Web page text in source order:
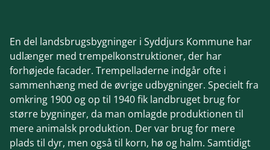
En del landsbrugsbygninger i Syddjurs Kommune har
udlænger med trempelkonstruktioner, der har
forhøjede facader. Trempelladerne indgår ofte i
sammenhæng med de øvrige udbygninger. Specielt fra
omkring 1900 og op til 1940 fik landbruget brug for
større bygninger, da man omlagde produktionen til
mere animalsk produktion. Der var brug for mere
plads til dyr, men også til korn, hø og halm. Samtidigt